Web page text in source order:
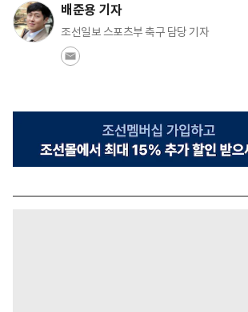
배준용 기자
조선일보 스포츠부 축구 담당 기자